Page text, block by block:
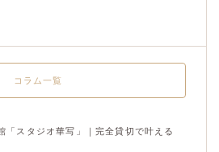
「スタジオ華写」｜完全貸切で叶える
コラム一覧